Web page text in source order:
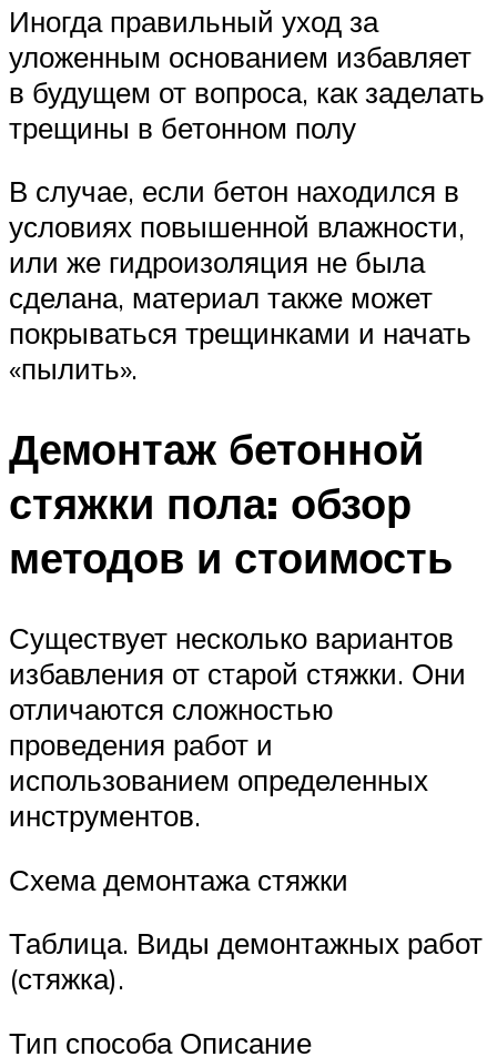
Иногда правильный уход за
уложенным основанием избавляет
в будущем от вопроса, как заделать
трещины в бетонном полу
В случае, если бетон находился в
условиях повышенной влажности,
или же гидроизоляция не была
сделана, материал также может
покрываться трещинками и начать
«пылить».
Демонтаж бетонной
стяжки пола: обзор
методов и стоимость
Существует несколько вариантов
избавления от старой стяжки. Они
отличаются сложностью
проведения работ и
использованием определенных
инструментов.
Схема демонтажа стяжки
Таблица. Виды демонтажных работ
(стяжка).
Тип способа Описание